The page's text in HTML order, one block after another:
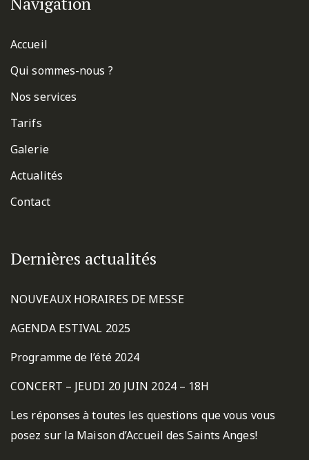
Accueil
Qui sommes-nous ?
Nos services
Tarifs
Galerie
Actualités
Contact
Dernières actualités
NOUVEAUX HORAIRES DE MESSE
AGENDA ESTIVAL 2025
Programme de l’été 2024
CONCERT – JEUDI 20 JUIN 2024 – 18H
Les réponses à toutes les questions que vous vous
posez sur la Maison d’Accueil des Saints Anges!